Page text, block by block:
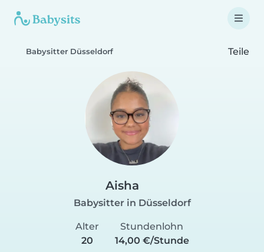
Babysitter Düsseldorf Teile
Aisha
Babysitter in Düsseldorf
Alter
20
Stundenlohn
14,00 €/Stunde